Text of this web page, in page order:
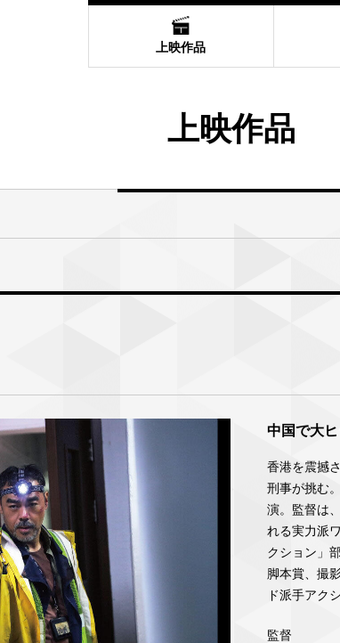
上映作品
上映作品
中国で大
香港を震撼
刑事が挑む
演。監督は
れる実力派
クション」
脚本賞、撮
ド派手アク
監督